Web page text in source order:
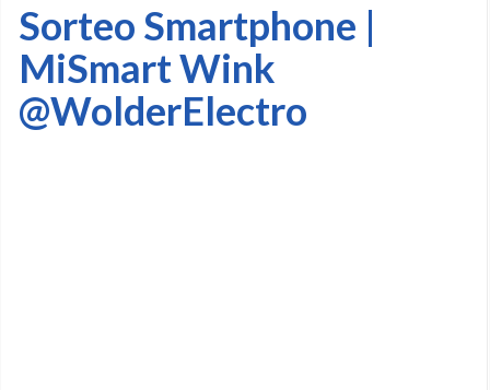
Sorteo Smartphone |
MiSmart Wink
@WolderElectro